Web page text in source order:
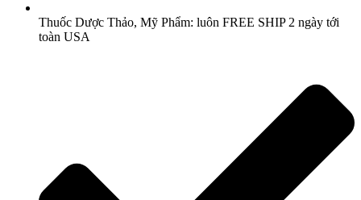
Thuốc Dược Thảo, Mỹ Phẩm: luôn FREE SHIP 2 ngày tới
toàn USA